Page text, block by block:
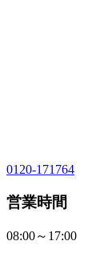
0120-171764
営業時間
08:00～17:00